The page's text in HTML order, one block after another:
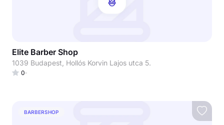
Elite Barber Shop
1039 Budapest, Hollós Korvin Lajos utca 5.
0
BARBERSHOP